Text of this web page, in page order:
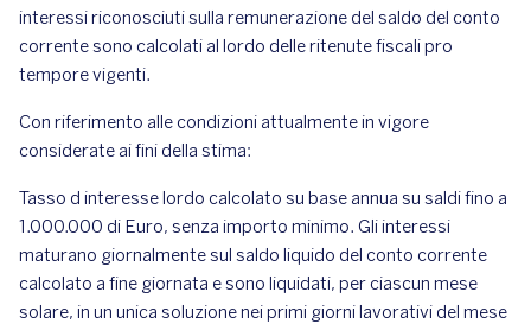
interessi riconosciuti sulla remunerazione del saldo del conto
corrente sono calcolati al lordo delle ritenute fiscali pro
tempore vigenti.
Con riferimento alle condizioni attualmente in vigore
considerate ai fini della stima:
Tasso d interesse lordo calcolato su base annua su saldi fino a
1.000.000 di Euro, senza importo minimo. Gli interessi
maturano giornalmente sul saldo liquido del conto corrente
calcolato a fine giornata e sono liquidati, per ciascun mese
solare, in un unica soluzione nei primi giorni lavorativi del mese